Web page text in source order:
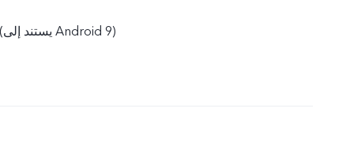
Funtouch OS 9.1 (يستند إلى Android 9)